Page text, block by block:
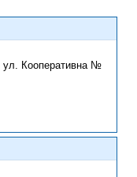
ул. Кооперативна №